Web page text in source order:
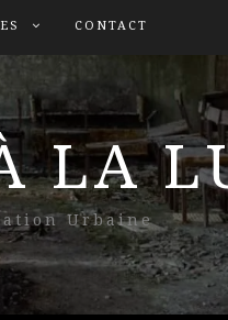
CONTACT
LA
Urbaine